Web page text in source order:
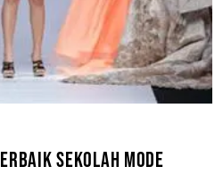
SEKOLAH MODE